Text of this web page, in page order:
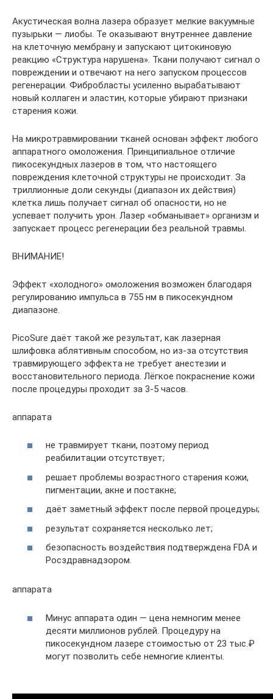
Акустическая волна лазера образует мелкие вакуумные
пузырьки — лиобы. Те оказывают внутреннее давление
на клеточную мембрану и запускают цитокиновую
реакцию «Структура нарушена». Ткани получают сигнал о
повреждении и отвечают на него запуском процессов
регенерации. Фибробласты усиленно вырабатывают
новый коллаген и эластин, которые убирают признаки
старения кожи.
На микротравмировании тканей основан эффект любого
аппаратного омоложения. Принципиальное отличие
пикосекундных лазеров в том, что настоящего
повреждения клеточной структуры не происходит. За
триллионные доли секунды (диапазон их действия)
клетка лишь получает сигнал об опасности, но не
успевает получить урон. Лазер «обманывает» организм и
запускает процесс регенерации без реальной травмы.
ВНИМАНИЕ!
Эффект «холодного» омоложения возможен благодаря
регулированию импульса в 755 нм в пикосекундном
диапазоне.
PicoSure даёт такой же результат, как лазерная
шлифовка аблятивным способом, но из-за отсутствия
травмирующего эффекта не требует анестезии и
восстановительного периода. Лёгкое покраснение кожи
после процедуры проходит за 3-5 часов.
аппарата
не травмирует ткани, поэтому период
реабилитации отсутствует;
решает проблемы возрастного старения кожи,
пигментации, акне и постакне;
даёт заметный эффект после первой процедуры;
результат сохраняется несколько лет;
безопасность воздействия подтверждена FDA и
Росздравнадзором.
аппарата
Минус аппарата один — цена немногим менее
десяти миллионов рублей. Процедуру на
пикосекундном лазере стоимостью от 23 тыс.₽
могут позволить себе немногие клиенты.